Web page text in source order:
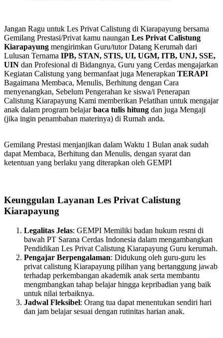
Jangan Ragu untuk Les Privat Calistung di Kiarapayung bersama
Gemilang Prestasi/Privat kamu naungan Les Privat Calistung
Kiarapayung mengirimkan Guru/tutor Datang Kerumah dari
Lulusan Ternama IPB, STAN, STIS, UI, UGM, ITB, UNJ, SSE,
UIN dan Profesional di Bidangnya, Guru yang Cerdas mengajarkan
Kegiatan Calistung yang bermanfaat juga Menerapkan TERAPI
Bagaimana Membaca, Menulis, Berhitung dengan Cara
menyenangkan, Sebelum Pengerahan ke siswa/i Penerapan
Calistung Kiarapayung Kami memberikan Pelatihan untuk mengajar
anak dalam program belajarbaca tulis hitung dan juga Mengaji
(jika ingin penambahan materinya) di Rumah anda.
Gemilang Prestasi menjanjikan dalam Waktu 1 Bulan anak sudah
dapat Membaca, Berhitung dan Menulis, dengan syarat dan
ketentuan yang berlaku yang diterapkan oleh GEMPI
Keunggulan Layanan Les Privat Calistung
Kiarapayung
Legalitas Jelas: GEMPI Memiliki badan hukum resmi di
bawah PT Sarana Cerdas Indonesia dalam mengambangkan
Pendidikan Les Privat Calistung Kiarapayung Guru kerumah.
Pengajar Berpengalaman: Didukung oleh guru-guru les
privat calistung Kiarapayung pilihan yang bertanggung jawab
terhadap perkembangan akademik anak serta membantu
mengmbangkan tahap belajar hingga kepribadian yang baik
untuk nilai terbaiknya.
Jadwal Fleksibel: Orang tua dapat menentukan sendiri hari
dan jam belajar sesuai dengan rutinitas harian anak.